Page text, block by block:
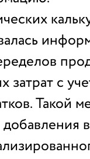
затрат с
Такой